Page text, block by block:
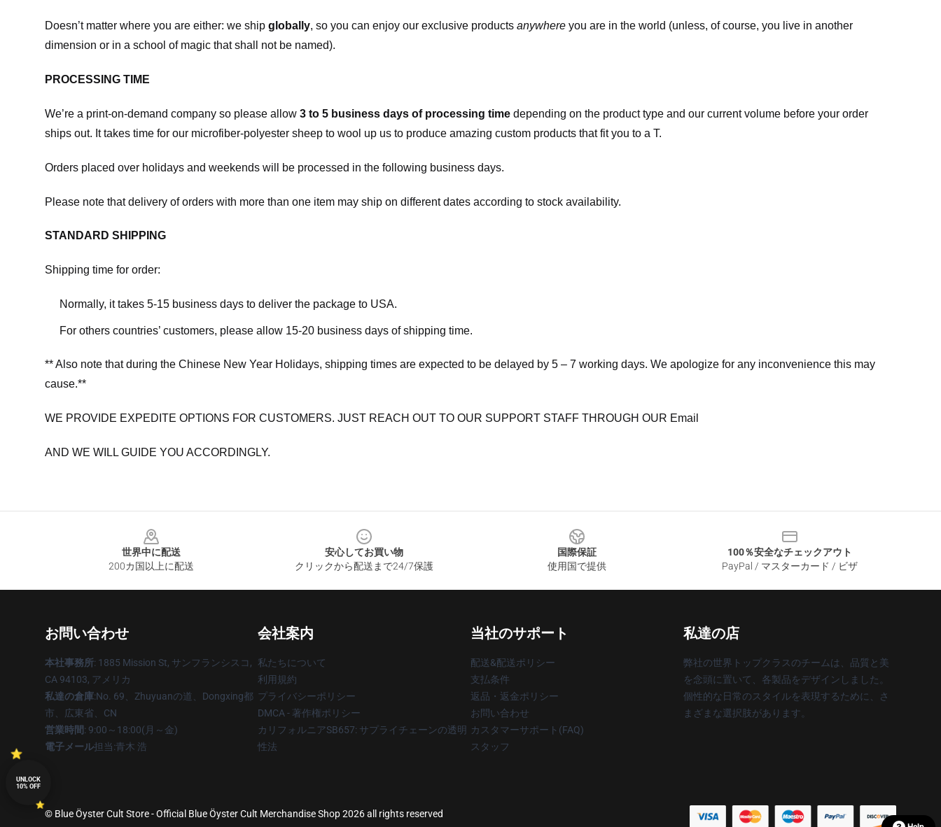
Doesn’t matter where you are either: we ship globally, so you can enjoy our exclusive products anywhere you are in the world (unless, of course, you live in another
dimension or in a school of magic that shall not be named).
PROCESSING TIME
We’re a print-on-demand company so please allow 3 to 5 business days of processing time depending on the product type and our current volume before your order
ships out. It takes time for our microfiber-polyester sheep to wool up us to produce amazing custom products that fit you to a T.
Orders placed over holidays and weekends will be processed in the following business days.
Please note that delivery of orders with more than one item may ship on different dates according to stock availability.
STANDARD SHIPPING
Shipping time for order:
Normally, it takes 5-15 business days to deliver the package to USA.
For others countries’ customers, please allow 15-20 business days of shipping time.
** Also note that during the Chinese New Year Holidays, shipping times are expected to be delayed by 5 – 7 working days. We apologize for any inconvenience this may
cause.**
WE PROVIDE EXPEDITE OPTIONS FOR CUSTOMERS. JUST REACH OUT TO OUR SUPPORT STAFF THROUGH OUR Email
AND WE WILL GUIDE YOU ACCORDINGLY.
世界中に配送
200カ国以上に配送
安心してお買い物
クリックから配送まで24/7保護
国際保証
使用国で提供
100％安全なチェックアウト
PayPal / マスターカード / ビザ
お問い合わせ
本社事務所: 1885 Mission St, サンフランシスコ,
CA 94103, アメリカ
私達の倉庫:No. 69、Zhuyuanの道、Dongxing都
市、広東省、CN
営業時間: 9:00～18:00(月～金)
電子メール担当:青木 浩
会社案内
私たちについて
利用規約
プライバシーポリシー
DMCA - 著作権ポリシー
カリフォルニアSB657: サプライチェーンの透明
性法
当社のサポート
配送&配送ポリシー
支払条件
返品・返金ポリシー
お問い合わせ
カスタマーサポート(FAQ)
スタッフ
私達の店
弊社の世界トップクラスのチームは、品質と美
を念頭に置いて、各製品をデザインしました。
個性的な日常のスタイルを表現するために、さ
まざまな選択肢があります。
© Blue Öyster Cult Store - Official Blue Öyster Cult Merchandise Shop 2026 all rights reserved
UNLOCK
10% OFF